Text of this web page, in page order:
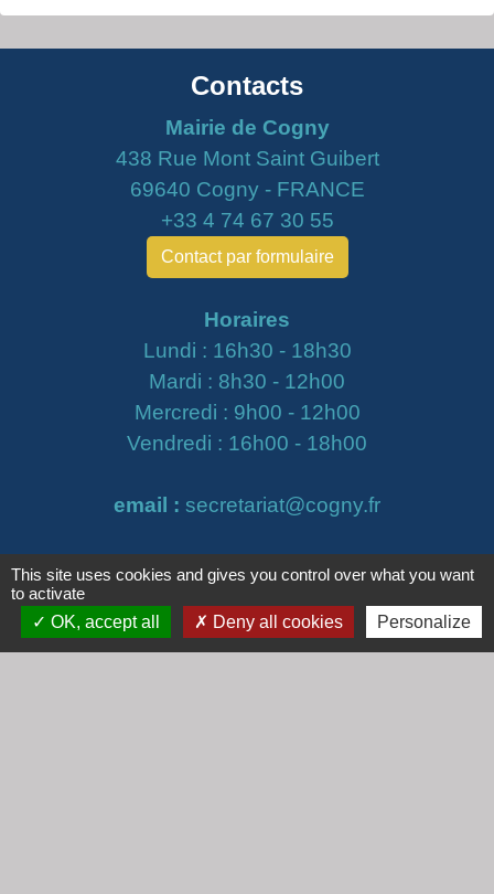
Contacts
Mairie de Cogny
438 Rue Mont Saint Guibert
69640 Cogny - FRANCE
+33 4 74 67 30 55
Contact par formulaire
Horaires
Lundi : 16h30 - 18h30
Mardi : 8h30 - 12h00
Mercredi : 9h00 - 12h00
Vendredi : 16h00 - 18h00
email : secretariat@cogny.fr
Liens
Communauté d'Agglomération Villefranche
This site uses cookies and gives you control over what you want
to activate
OK, accept all
Deny all cookies Personalize